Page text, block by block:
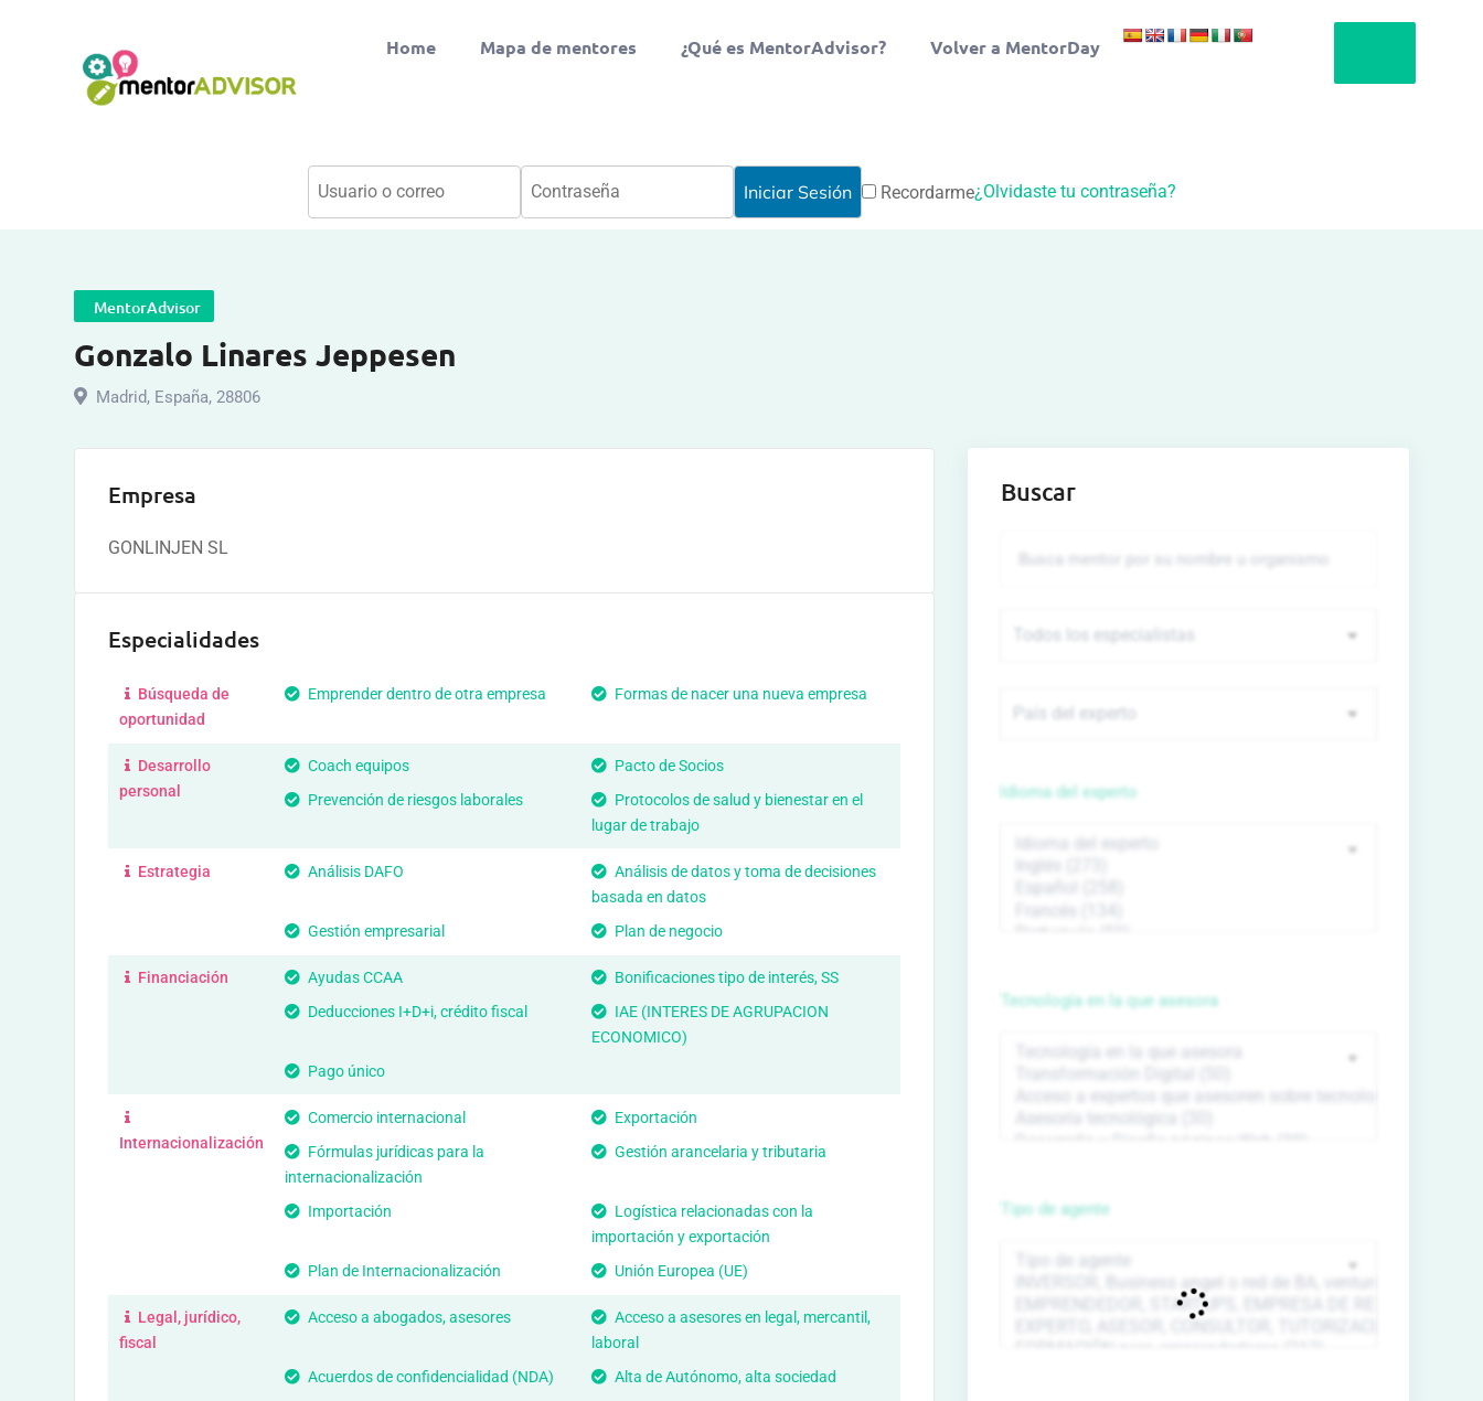
Home Mapa de mentores ¿Qué es MentorAdvisor? Volver a MentorDay
Recordarme¿Olvidaste tu contraseña?
MentorAdvisor
Gonzalo Linares Jeppesen
Madrid, España, 28806
Empresa
GONLINJEN SL
Especialidades
Búsqueda de
oportunidad
Emprender dentro de otra empresa Formas de nacer una nueva empresa
Desarrollo
personal
Coach equipos
Pacto de Socios
Prevención de riesgos laborales
Protocolos de salud y bienestar en el
lugar de trabajo
Estrategia Análisis DAFO
Análisis de datos y toma de decisiones
basada en datos
Gestión empresarial
Plan de negocio
Financiación Ayudas CCAA
Bonificaciones tipo de interés, SS
Deducciones I+D+i, crédito fiscal
IAE (INTERES DE AGRUPACION
ECONOMICO)
Pago único
Internacionalización
Comercio internacional
Exportación
Fórmulas jurídicas para la
internacionalización
Gestión arancelaria y tributaria
Importación
Logística relacionadas con la
importación y exportación
Plan de Internacionalización
Unión Europea (UE)
Legal, jurídico,
fiscal
Acceso a abogados, asesores
Acceso a asesores en legal, mercantil,
laboral
Acuerdos de confidencialidad (NDA)
Alta de Autónomo, alta sociedad
Buscar
Idioma del experto
Tecnología en la que asesora
Tipo de agente